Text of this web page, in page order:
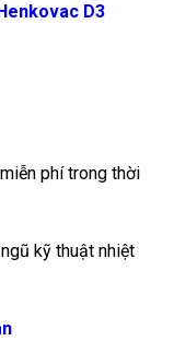
D3
phí trong thời
kỹ thuật nhiệt